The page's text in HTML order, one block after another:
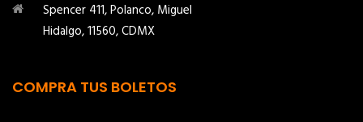
Spencer 411, Polanco, Miguel
Hidalgo, 11560, CDMX
COMPRA TUS BOLETOS